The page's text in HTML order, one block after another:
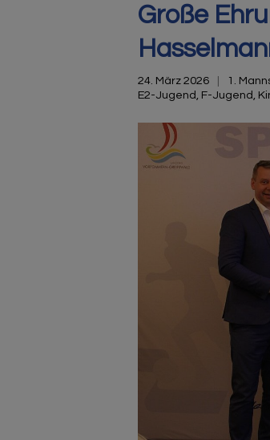
Große
24. März 2026 1.
E2-Jugend , F-Jugend ,